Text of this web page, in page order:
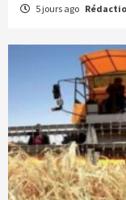
5 jours ago